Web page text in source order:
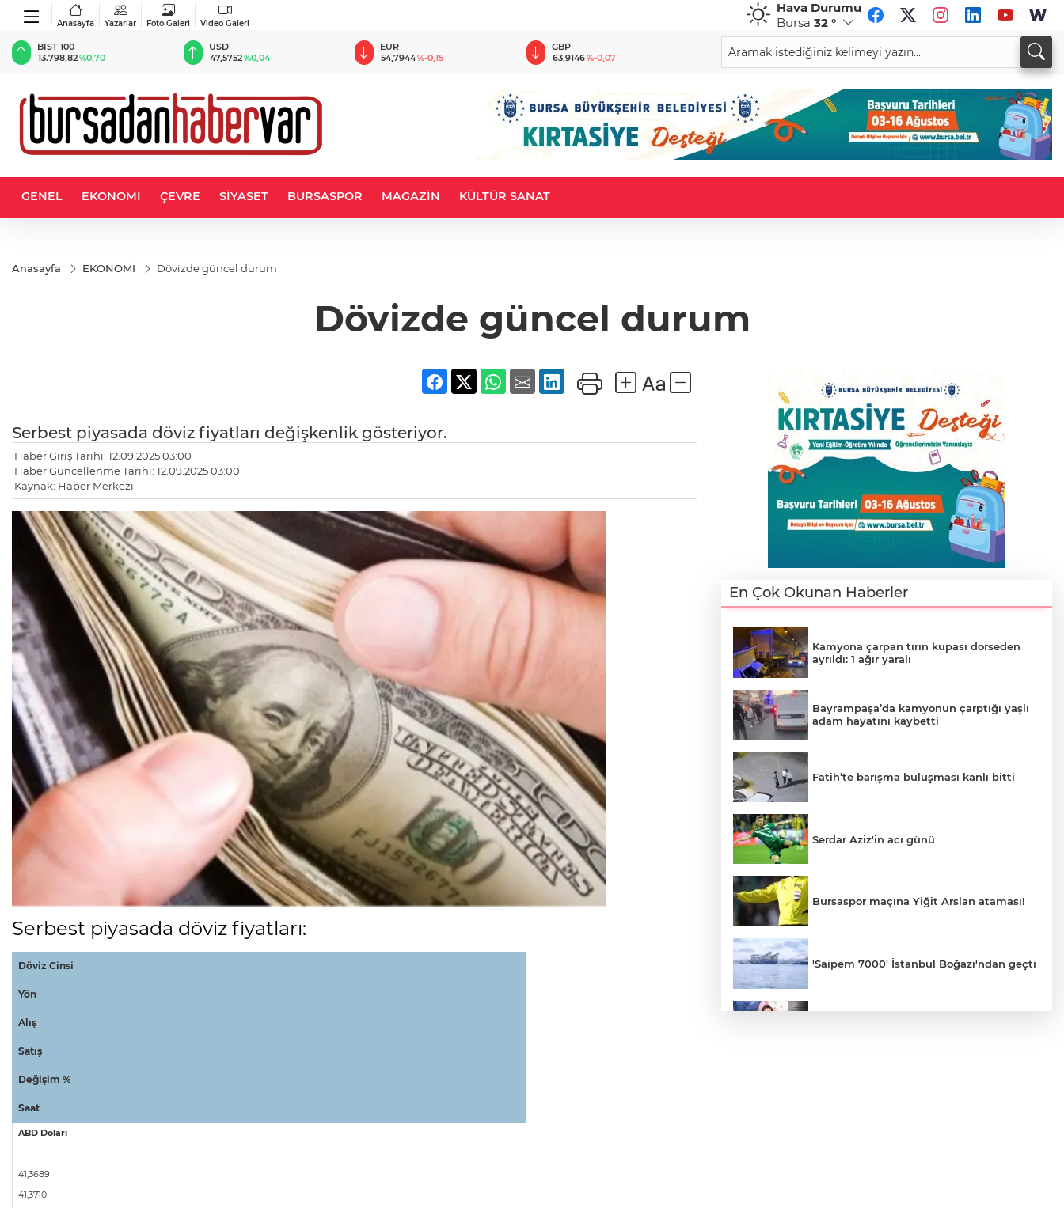
Anasayfa Yazarlar Foto Galeri Video Galeri
Hava Durumu
Bursa 32 °
BIST 100
13.798,82%0,70
USD
47,5752%0,04
EUR
54,7944%-0,15
GBP
63,9146%-0,07
CHF
58,5253 %0,11
33,9387
GENEL EKONOMİ ÇEVRE SİYASET BURSASPOR MAGAZİN KÜLTÜR SANAT
Anasayfa EKONOMİ Dövizde güncel durum
Dövizde güncel durum
Serbest piyasada döviz fiyatları değişkenlik gösteriyor.
Haber Giriş Tarihi: 12.09.2025 03:00
Haber Güncellenme Tarihi: 12.09.2025 03:00
Kaynak: Haber Merkezi
Serbest piyasada döviz fiyatları:
Döviz Cinsi
Yön
Alış
Satış
Değişim %
Saat
ABD Doları
41,3689
41,3710
En Çok Okunan Haberler
Kamyona çarpan tırın kupası dorseden
ayrıldı: 1 ağır yaralı
Bayrampaşa’da kamyonun çarptığı yaşlı
adam hayatını kaybetti
Fatih’te barışma buluşması kanlı bitti
Serdar Aziz'in acı günü
Bursaspor maçına Yiğit Arslan ataması!
'Saipem 7000' İstanbul Boğazı'ndan geçti